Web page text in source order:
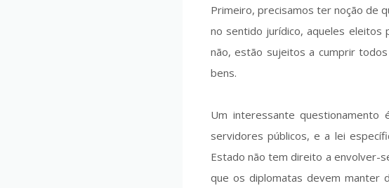
Primeiro, precisamos ter noção de
no sentido jurídico, aqueles eleitos
não, estão sujeitos a cumprir
bens.
Um interessante
servidores públicos, e a lei
Estado não tem direito a envolver-
que os diplomatas devem manter